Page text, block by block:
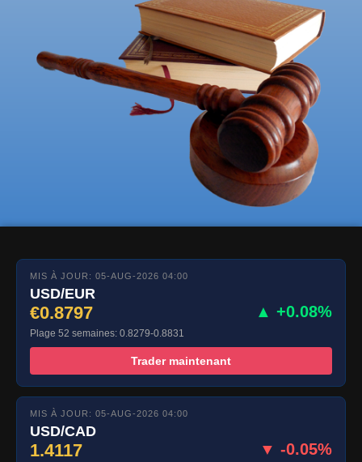
MIS À JOUR: 05-AUG-2026 04:00
USD/EUR
€0.8797 ▲ +0.08%
Plage 52 semaines: 0.8279-0.8831
Trader maintenant
MIS À JOUR: 05-AUG-2026 04:00
USD/CAD
1.4117 ▼ -0.05%